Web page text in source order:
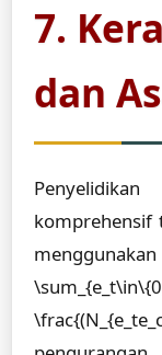
7.
dan
komprehensif